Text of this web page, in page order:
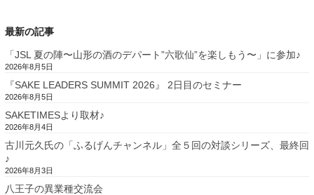
最新の記事
「JSL 夏の陣〜山形の酒のデパート”六歌仙”を楽しもう〜」に参加♪
2026年8月5日
『SAKE LEADERS SUMMIT 2026』 2日目のセミナー
2026年8月5日
SAKETIMESより取材♪
2026年8月4日
古川元久氏の「ふるげんチャンネル」全５回の対談シリーズ、最終回
♪
2026年8月3日
八王子の異業種交流会